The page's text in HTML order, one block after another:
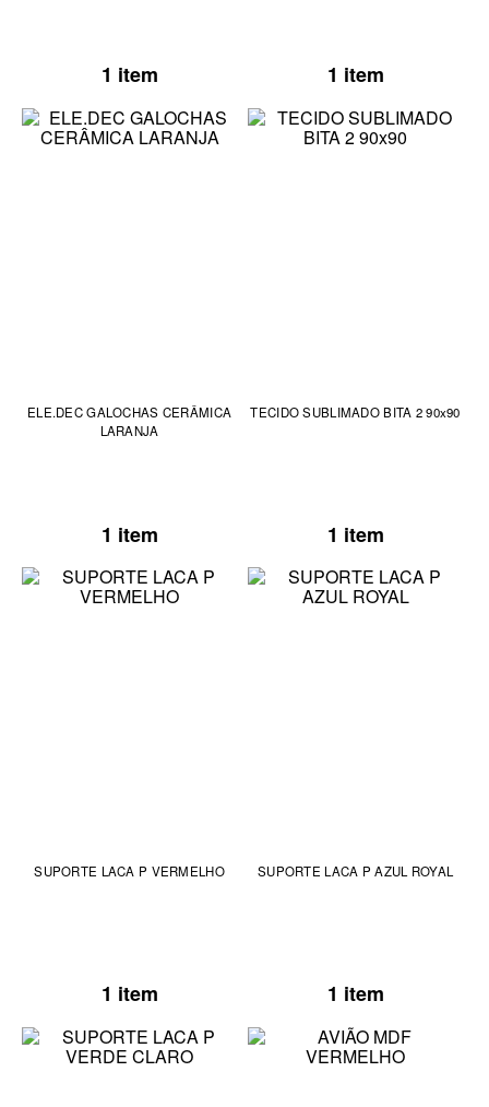
1 item 1 item
ELE.DEC GALOCHAS CERÂMICA
LARANJA
1 item
TECIDO SUBLIMADO BITA 2 90x90
1 item
SUPORTE LACA P VERMELHO
1 item
SUPORTE LACA P AZUL ROYAL
1 item